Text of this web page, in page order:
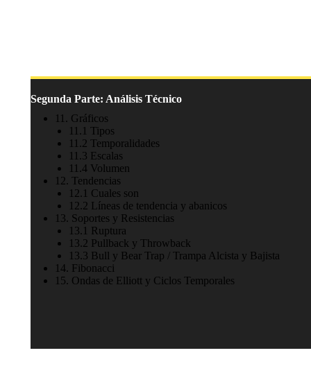
Segunda Parte: Análisis Técnico
11. Gráficos
11.1 Tipos
11.2 Temporalidades
11.3 Escalas
11.4 Volumen
12. Tendencias
12.1 Cuales son
12.2 Líneas de tendencia y abanicos
13. Soportes y Resistencias
13.1 Ruptura
13.2 Pullback y Throwback
13.3 Bull y Bear Trap / Trampa Alcista y Bajista
14. Fibonacci
15. Ondas de Elliott y Ciclos Temporales